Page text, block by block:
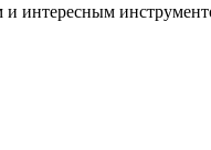
и интересным